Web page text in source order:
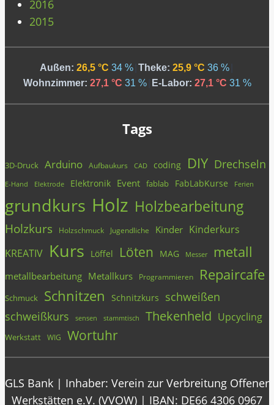
2016
2015
Außen: 26,5 °C 34 % Theke: 25,9 °C 36 %
Wohnzimmer: 27,1 °C 31 % E-Labor: 27,1 °C 31 %
Tags
3D-Druck Arduino Aufbaukurs CAD coding DIY Drechseln
E-Hand Elektrode Elektronik Event fablab FabLabKurse Ferien
grundkurs Holz Holzbearbeitung
Holzkurs Holzschmuck Jugendliche Kinder Kinderkurs
KREATIV Kurs Löffel Löten MAG Messer metall
metallbearbeitung Metallkurs Programmieren Repaircafe
Schmuck Schnitzen Schnitzkurs schweißen
schweißkurs sensen stammtisch Thekenheld Upcycling
Werkstatt WIG Wortuhr
GLS Bank | Inhaber: Verein zur Verbreitung Offener
Werkstätten e.V. (VVOW) | IBAN: DE66 4306 0967